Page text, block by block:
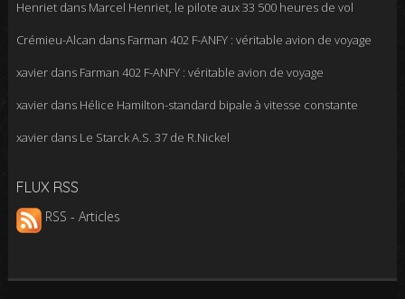
Henrietdans Marcel Henriet, le pilote aux 33 500 heures de vol
Crémieu-Alcan dans Farman 402 F-ANFY : véritable avion de voyage
xavierdans Farman 402 F-ANFY : véritable avion de voyage
xavierdans Hélice Hamilton-standard bipale à vitesse constante
xavierdans Le Starck A.S. 37 de R.Nickel
FLUX RSS
RSS - Articles